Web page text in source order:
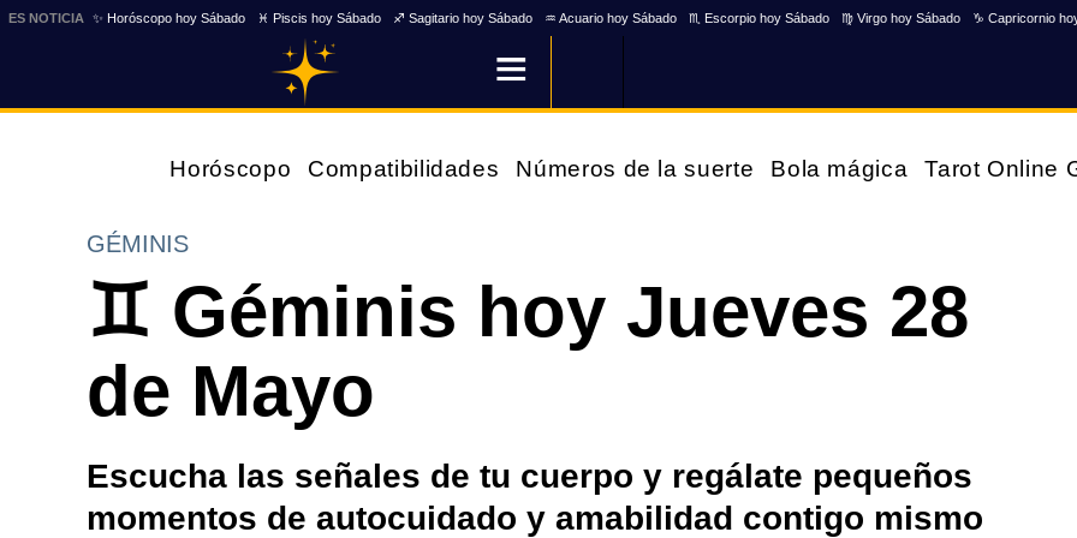
ES NOTICIA ✨ Horóscopo hoy Sábado ♓ Piscis hoy Sábado ♐ Sagitario hoy Sábado ♒ Acuario hoy Sábado ♏ Escorpio hoy Sábado ♍ Virgo hoy Sábado ♑ Capricornio
Horóscopo Compatibilidades Números de la suerte Bola mágica Tarot Online
GÉMINIS
♊ Géminis hoy Jueves 28
de Mayo
Escucha las señales de tu cuerpo y regálate pequeños
momentos de autocuidado y amabilidad contigo mismo